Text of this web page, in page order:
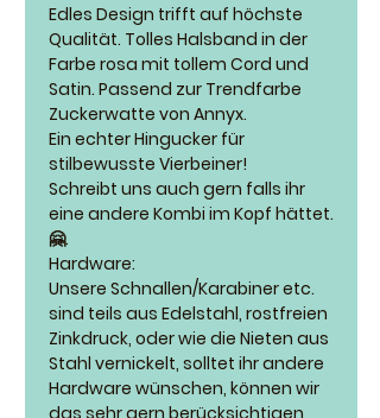
Edles Design trifft auf höchste
Qualität. Tolles Halsband in der
Farbe rosa mit tollem Cord und
Satin. Passend zur Trendfarbe
Zuckerwatte von Annyx.
Ein echter Hingucker für
stilbewusste Vierbeiner!
Schreibt uns auch gern falls ihr
eine andere Kombi im Kopf hättet.
🤗.
Hardware:
Unsere Schnallen/Karabiner etc.
sind teils aus Edelstahl, rostfreien
Zinkdruck, oder wie die Nieten aus
Stahl vernickelt, solltet ihr andere
Hardware wünschen, können wir
das sehr gern berücksichtigen